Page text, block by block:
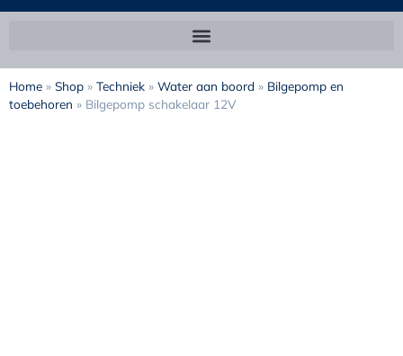
Home » Shop » Techniek » Water aan boord » Bilgepomp en
toebehoren » Bilgepomp schakelaar 12V